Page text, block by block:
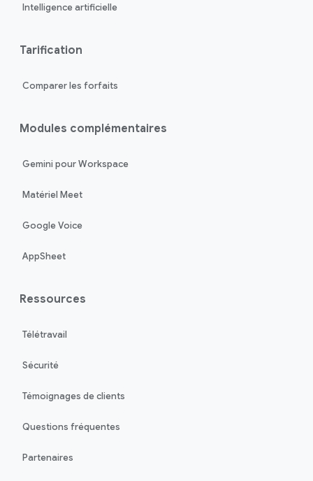
Intelligence artificielle
Tarification
Comparer les forfaits
Modules complémentaires
Gemini pour Workspace
Matériel Meet
Google Voice
AppSheet
Ressources
Télétravail
Sécurité
Témoignages de clients
Questions fréquentes
Partenaires